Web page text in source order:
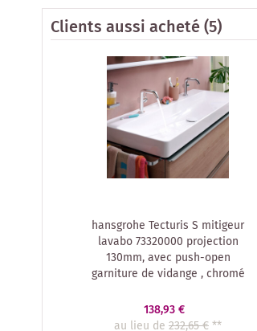
Clients aussi acheté(5)
hansgrohe Tecturis S mitigeur
lavabo 73320000 projection
130mm, avec push-open
garniture de vidange , chromé
138,93 €
au lieu de 232,65 €**